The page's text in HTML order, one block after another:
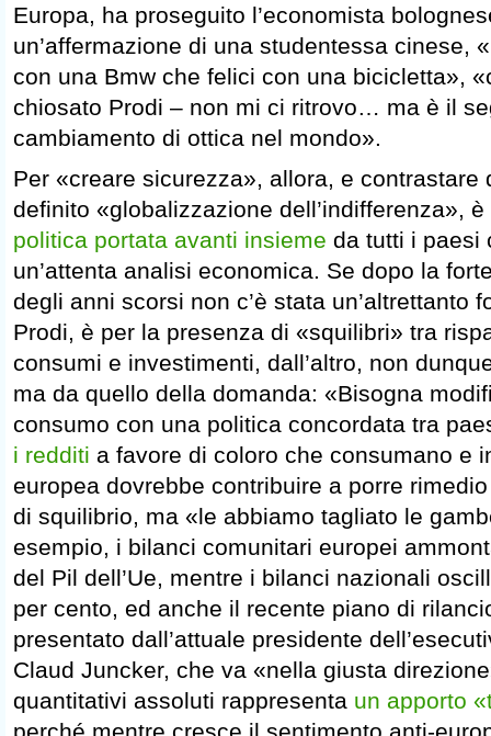
Europa, ha proseguito l’economista
un’affermazione di una studentessa cinese,
con una Bmw che felici con una bicicletta»,
chiosato Prodi – non mi ci ritrovo… ma è il
cambiamento di ottica nel mondo».
Per «creare sicurezza», allora, e contrastare
definito «globalizzazione dell’indifferenza»,
politica portata avanti insieme da tutti i paesi
un’attenta analisi economica. Se dopo la
degli anni scorsi non c’è stata un’altrettanto
Prodi, è per la presenza di «squilibri» tra
consumi e investimenti, dall’altro, non
ma da quello della domanda: «Bisogna
consumo con una politica concordata tra
i redditi a favore di coloro che consumano e
europea dovrebbe contribuire a porre
di squilibrio, ma «le abbiamo tagliato le
esempio, i bilanci comunitari europei
del Pil dell’Ue, mentre i bilanci nazionali
per cento, ed anche il recente piano di
presentato dall’attuale presidente
Claud Juncker, che va «nella giusta
quantitativi assoluti rappresenta un apporto